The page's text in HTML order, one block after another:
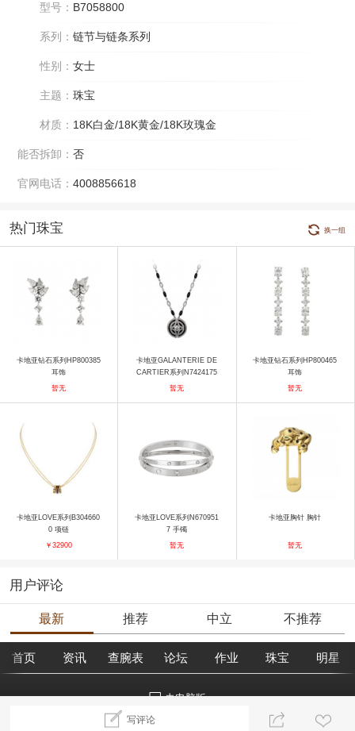
型号： B7058800
系列： 链节与链条系列
性别： 女士
主题： 珠宝
材质： 18K白金/18K黄金/18K玫瑰金
能否拆卸： 否
官网电话： 4008856618
热门珠宝 换一组
卡地亚钻石系列HP800385
耳饰
暂无
卡地亚GALANTERIE DE
CARTIER系列N7424175
项链
暂无
卡地亚钻石系列HP800465
耳饰
暂无
卡地亚LOVE系列B304660
0 项链
￥32900
卡地亚LOVE系列N670951
7 手镯
暂无
卡地亚胸针 胸针
暂无
用户评论
最新 推荐 中立 不推荐
写评论
首页 资讯 查腕表 论坛 作业 珠宝 明星
去电脑版
©2018腕表之家 m.xbiao.com